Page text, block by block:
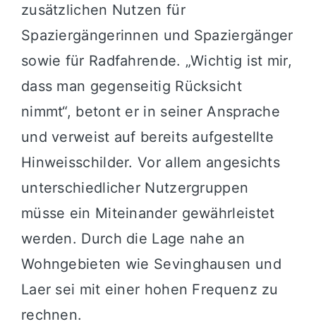
zusätzlichen Nutzen für
Spaziergängerinnen und Spaziergänger
sowie für Radfahrende. „Wichtig ist mir,
dass man gegenseitig Rücksicht
nimmt“, betont er in seiner Ansprache
und verweist auf bereits aufgestellte
Hinweisschilder. Vor allem angesichts
unterschiedlicher Nutzergruppen
müsse ein Miteinander gewährleistet
werden. Durch die Lage nahe an
Wohngebieten wie Sevinghausen und
Laer sei mit einer hohen Frequenz zu
rechnen.